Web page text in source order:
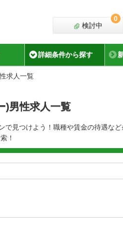
検討中
0
詳細条件から探す
求人一覧
)男性求人一覧
見つけよう！職種や賃金の待遇な
！